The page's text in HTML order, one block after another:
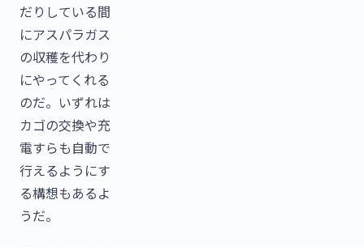
だりしている間
にアスパラガス
の収穫を代わり
にやってくれる
のだ。いずれは
カゴの交換や充
電すらも自動で
行えるようにす
る構想もあるよ
うだ。